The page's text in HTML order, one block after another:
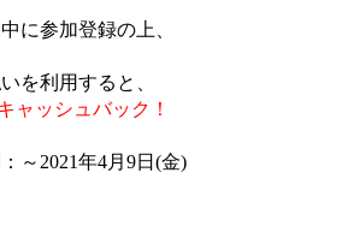
に参加登録の上、
を利用すると、
ャッシュバック！
～2021年4月9日(金)